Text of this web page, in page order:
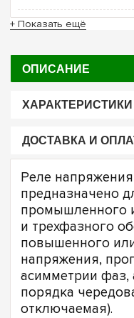
+ Показать ещё
ОПИСАНИЕ
ХАРАКТЕРИСТИКИ
ДОСТАВКА И
Реле
предназначено
промышленного
и трехфазного
повышенного
напряжения,
асимметрии фаз,
порядка
отключаемая).